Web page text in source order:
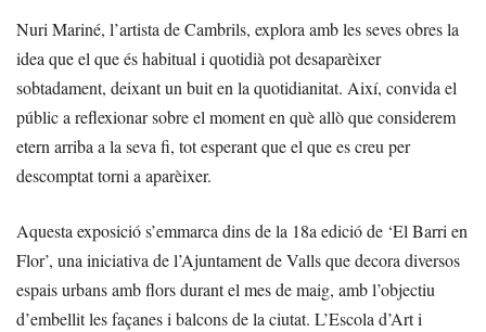
Nuri Mariné, l’artista de Cambrils, explora amb les seves obres la
idea que el que és habitual i quotidià pot desaparèixer
sobtadament, deixant un buit en la quotidianitat. Així, convida el
públic a reflexionar sobre el moment en què allò que considerem
etern arriba a la seva fi, tot esperant que el que es creu per
descomptat torni a aparèixer.
Aquesta exposició s’emmarca dins de la 18a edició de ‘El Barri en
Flor’, una iniciativa de l’Ajuntament de Valls que decora diversos
espais urbans amb flors durant el mes de maig, amb l’objectiu
d’embellit les façanes i balcons de la ciutat. L’Escola d’Art i